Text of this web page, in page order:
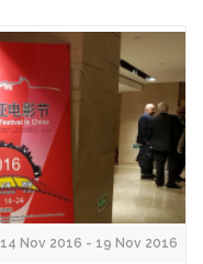
14 Nov 2016 - 19 Nov 2016